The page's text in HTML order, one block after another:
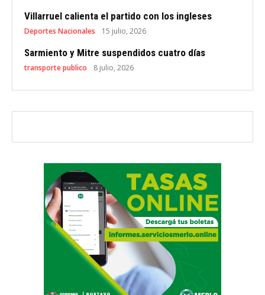
Villarruel calienta el partido con los ingleses
Deportes Nacionales 15 julio, 2026
Sarmiento y Mitre suspendidos cuatro días
transporte publico 8 julio, 2026